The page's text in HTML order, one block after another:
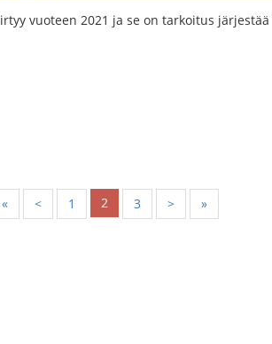
vuoteen 2021 ja se on tarkoitus
« < 1 2 3 > »